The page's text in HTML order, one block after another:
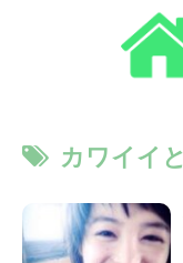
カワイイ